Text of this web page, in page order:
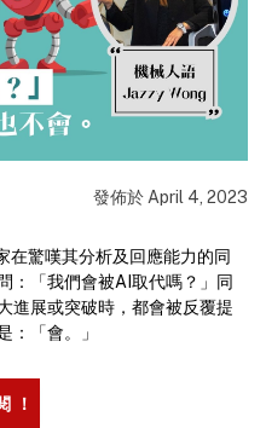
發佈於 April 4, 2023
在驚嘆其分析及回應能力的同
：「我們會被AI取代嗎？」同
進展或突破時，都會被反覆提
：「會。」
！